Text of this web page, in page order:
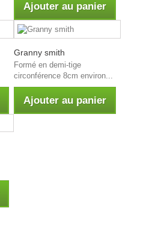
Ajouter au panier
Granny smith
Formé en demi-tige
circonférence 8cm environ...
Ajouter au panier